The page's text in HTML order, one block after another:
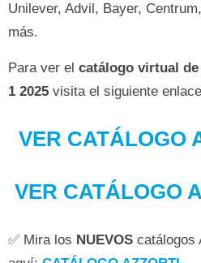
Unilever, Advil, Bayer,
más.
Para ver el catálogo virtual
1 2025 visita el siguiente
VER CATÁLOGO
VER CATÁLOGO
✅ Mira los NUEVOS catálogos